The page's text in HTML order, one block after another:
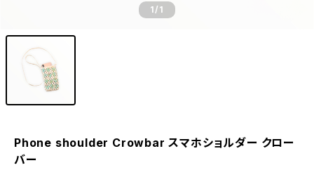
1/1
Phone shoulder Crowbar スマホショルダー クロー
バー